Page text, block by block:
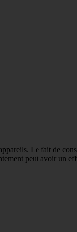
Le fait de
peut avoir un